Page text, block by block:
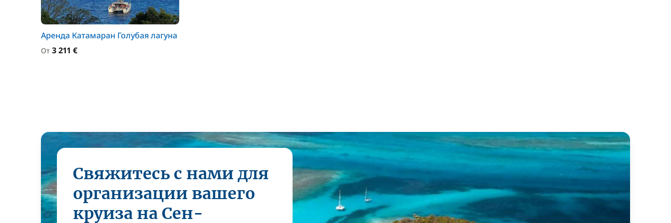
Аренда Катамаран Голубая лагуна
От 3 211 €
Свяжитесь с нами для
организации вашего
круиза на Сен-